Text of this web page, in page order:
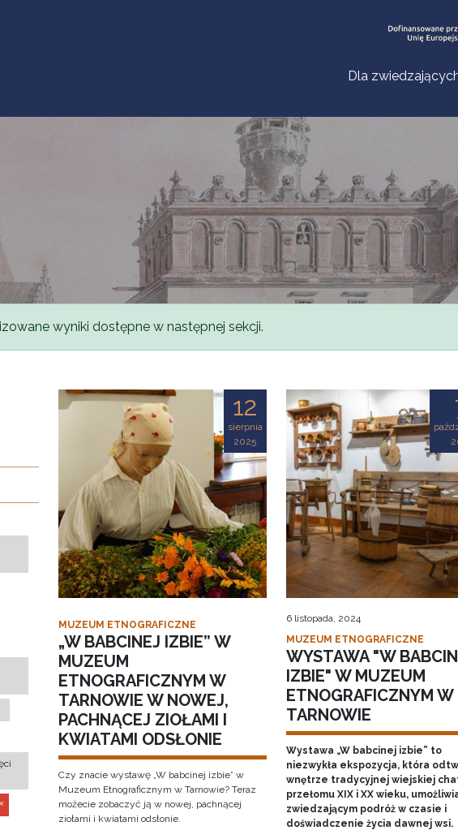
Dla
wyniki dostępne w następnej sekcji.
12
sierpnia
2025
MUZEUM ETNOGRAFICZNE
„W BABCINEJ IZBIE” W
MUZEUM
ETNOGRAFICZNYM W
TARNOWIE W NOWEJ,
PACHNĄCEJ ZIOŁAMI I
KWIATAMI ODSŁONIE
Czy znacie wystawę „W babcinej izbie” w
Muzeum Etnograficznym w Tarnowie? Teraz
możecie zobaczyć ją w nowej, pachnącej
ziołami i kwiatami odsłonie.
6 listopada, 2024
MUZEUM ETNOGRAFICZNE
WYSTAWA "W
IZBIE" W MUZEUM
ETNOGRAFICZNYM W
TARNOWIE
Wystawa „W babcinej izbie” to
niezwykła ekspozycja, która
wnętrze tradycyjnej wiejskiej
przełomu XIX i XX wieku,
zwiedzającym podróż w czasie i
doświadczenie życia dawnej wsi.